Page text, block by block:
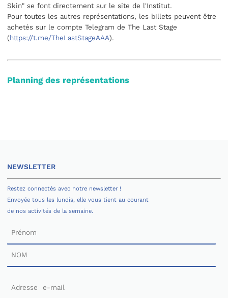
Skin" se font directement sur le site de l'Institut.
Pour toutes les autres représentations, les billets peuvent être
achetés sur le compte Telegram de The Last Stage
(https://t.me/TheLastStageAAA).
Planning des représentations
NEWSLETTER
Restez connectés avec notre newsletter !
Envoyée tous les lundis, elle vous tient au courant
de nos activités de la semaine.